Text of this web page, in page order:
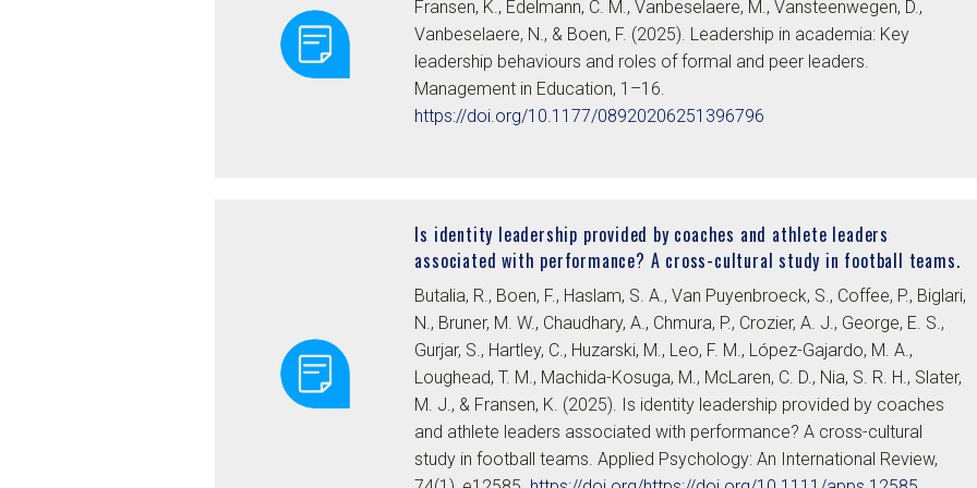
Fransen, K., Edelmann, C. M., Vanbeselaere, M., Vansteenwegen, D.,
Vanbeselaere, N., & Boen, F. (2025). Leadership in academia: Key
leadership behaviours and roles of formal and peer leaders.
Management in Education, 1–16.
https://doi.org/10.1177/08920206251396796
Is identity leadership provided by coaches and athlete leaders
associated with performance? A cross-cultural study in football teams.
Butalia, R., Boen, F., Haslam, S. A., Van Puyenbroeck, S., Coffee, P., Biglari,
N., Bruner, M. W., Chaudhary, A., Chmura, P., Crozier, A. J., George, E. S.,
Gurjar, S., Hartley, C., Huzarski, M., Leo, F. M., López-Gajardo, M. A.,
Loughead, T. M., Machida-Kosuga, M., McLaren, C. D., Nia, S. R. H., Slater,
M. J., & Fransen, K. (2025). Is identity leadership provided by coaches
and athlete leaders associated with performance? A cross-cultural
study in football teams. Applied Psychology: An International Review,